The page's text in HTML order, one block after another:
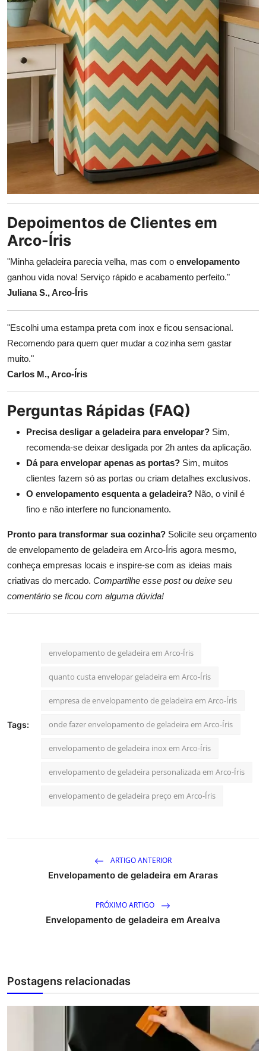
Depoimentos de Clientes em
Arco-Íris
"Minha geladeira parecia velha, mas com o envelopamento
ganhou vida nova! Serviço rápido e acabamento perfeito."
Juliana S., Arco-Íris
"Escolhi uma estampa preta com inox e ficou sensacional.
Recomendo para quem quer mudar a cozinha sem gastar
muito."
Carlos M., Arco-Íris
Perguntas Rápidas (FAQ)
Precisa desligar a geladeira para envelopar? Sim,
recomenda-se deixar desligada por 2h antes da aplicação.
Dá para envelopar apenas as portas? Sim, muitos
clientes fazem só as portas ou criam detalhes exclusivos.
O envelopamento esquenta a geladeira? Não, o vinil é
fino e não interfere no funcionamento.
Pronto para transformar sua cozinha? Solicite seu orçamento
de envelopamento de geladeira em Arco-Íris agora mesmo,
conheça empresas locais e inspire-se com as ideias mais
criativas do mercado. Compartilhe esse post ou deixe seu
comentário se ficou com alguma dúvida!
Tags:
envelopamento de geladeira em Arco-Íris
quanto custa envelopar geladeira em Arco-Íris
empresa de envelopamento de geladeira em Arco-Íris
onde fazer envelopamento de geladeira em Arco-Íris
envelopamento de geladeira inox em Arco-Íris
envelopamento de geladeira personalizada em Arco-Íris
envelopamento de geladeira preço em Arco-Íris
ARTIGO ANTERIOR
Envelopamento de geladeira em Araras
PRÓXIMO ARTIGO
Envelopamento de geladeira em Arealva
Postagens relacionadas